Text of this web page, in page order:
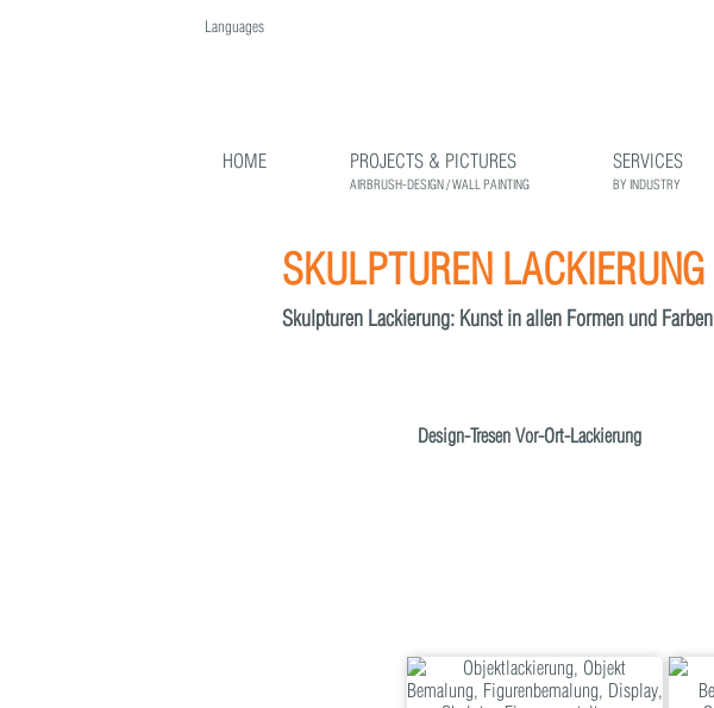
Languages
HOME PROJECTS & PICTURES
AIRBRUSH-DESIGN / WALL PAINTING
SERVICES
BY INDUSTRY
SKULPTUREN LACKIERUNG
Skulpturen Lackierung: Kunst in allen Formen und Farben
Design-Tresen Vor-Ort-Lackierung